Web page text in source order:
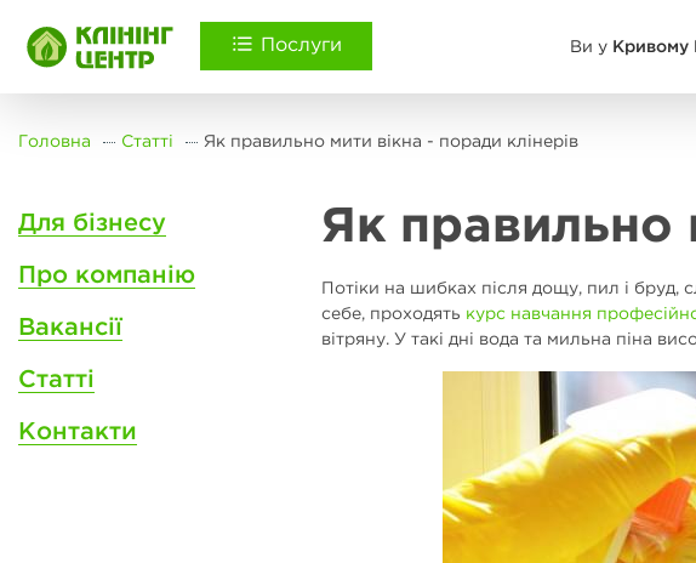
Послуги Ви уКривому
Головна Статті Як правильно мити вікна - поради клінерів
Для бізнесу
Про компанію
Вакансії
Статті
Контакти
Як правильно
Потіки на шибках після дощу, пил і бруд,
себе, проходять курс навчання
вітряну. У такі дні вода та мильна піна